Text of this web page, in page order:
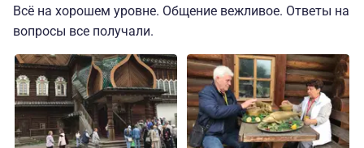
Всё на хорошем уровне. Общение вежливое. Ответы на
вопросы все получали.